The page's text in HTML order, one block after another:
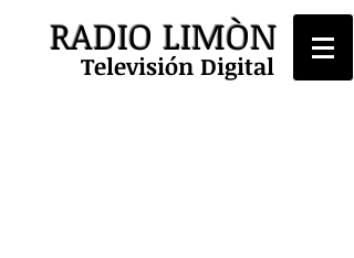
RADIO LIMÒN
Televisión Digital